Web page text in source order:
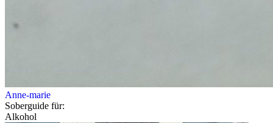
Anne-marie
Soberguide für:
Alkohol